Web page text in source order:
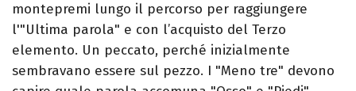
montepremi lungo il percorso per raggiungere
l'"Ultima parola" e con l’acquisto del Terzo
elemento. Un peccato, perché inizialmente
sembravano essere sul pezzo. I "Meno tre" devono